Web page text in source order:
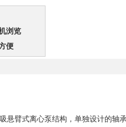
浏览
便
悬臂式离心泵结构，单独设计的轴